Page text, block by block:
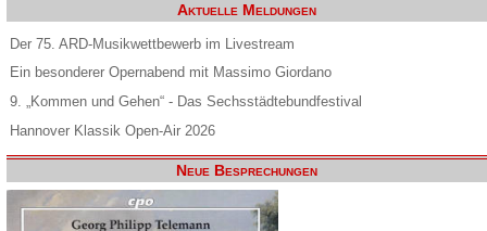
Aktuelle Meldungen
Der 75. ARD-Musikwettbewerb im Livestream
Ein besonderer Opernabend mit Massimo Giordano
9. „Kommen und Gehen“ - Das Sechsstädtebundfestival
Hannover Klassik Open-Air 2026
Neue Besprechungen